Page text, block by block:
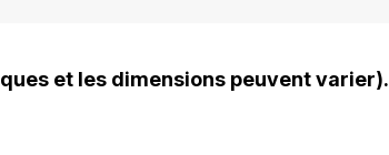
et les dimensions peuvent varier).